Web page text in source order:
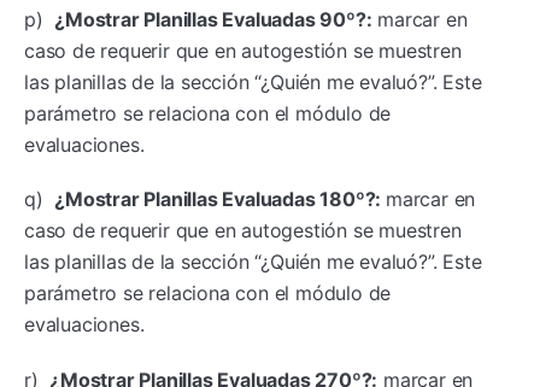
p) ¿Mostrar Planillas Evaluadas 90º?: marcar en
caso de requerir que en autogestión se muestren
las planillas de la sección “¿Quién me evaluó?”. Este
parámetro se relaciona con el módulo de
evaluaciones.
q) ¿Mostrar Planillas Evaluadas 180º?: marcar en
caso de requerir que en autogestión se muestren
las planillas de la sección “¿Quién me evaluó?”. Este
parámetro se relaciona con el módulo de
evaluaciones.
r) ¿Mostrar Planillas Evaluadas 270º?: marcar en